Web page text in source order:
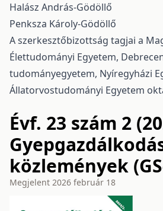
Halász András-Gödöllő
Penksza Károly-Gödöllő
A szerkesztőbizottság tagjai a
Élettudományi Egyetem,
tudományegyetem, Nyíregyházi
Állatorvostudományi Egyetem
Évf. 23 szám 2
közlemények
Megjelent 2026 február 18